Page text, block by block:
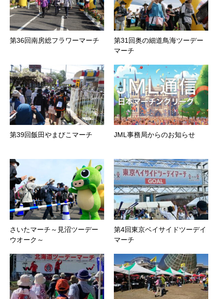
第36回南房総フラワーマーチ
第31回奥の細道鳥海ツーデー
マーチ
第39回飯田やまびこマーチ JML事務局からのお知らせ
さいたマーチ～見沼ツーデー
ウオーク～
第4回東京ベイサイドツーデイ
マーチ